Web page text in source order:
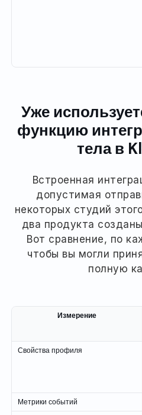
Уже
функцию
тела в
Встроенная
допустимая
некоторых студий
два продукта
Вот сравнение, по
чтобы вы могли
полную
Измерение
Свойства профиля
Метрики событий